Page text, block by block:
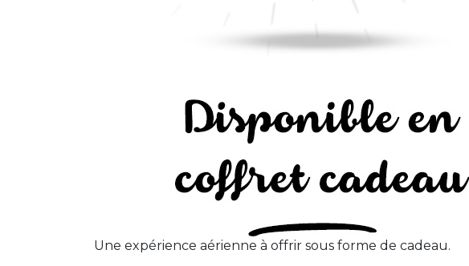
Une expérience aérienne à offrir sous forme de cadeau.